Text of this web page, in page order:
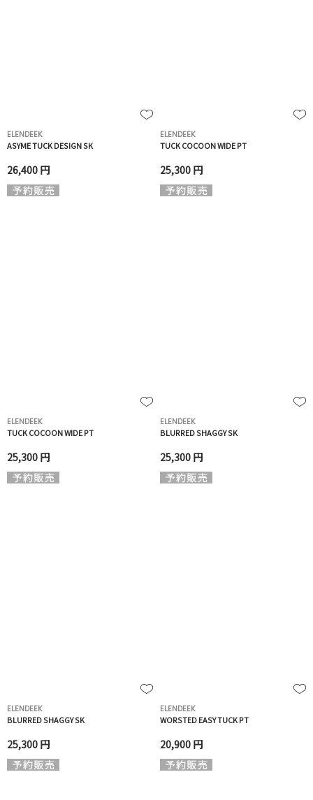
ELENDEEK
ASYME TUCK DESIGN SK
26,400 円
ELENDEEK
TUCK COCOON WIDE PT
25,300 円
ELENDEEK
TUCK COCOON WIDE PT
25,300 円
ELENDEEK
BLURRED SHAGGY SK
25,300 円
ELENDEEK
BLURRED SHAGGY SK
25,300 円
ELENDEEK
WORSTED EASY TUCK PT
20,900 円